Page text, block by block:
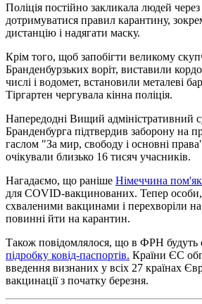
Поліція постійно закликала людей
дотримуватися правил карантину,
дистанцію і надягати маску.
Крім того, щоб запобігти великому
Бранденбурзьких воріт, виставили
числі і водомет, встановили металеві
Тіргартен чергувала кінна поліція.
Напередодні Вищий адміністративний
Бранденбурга підтвердив заборону на
гаслом "За мир, свободу і основні
очікували близько 16 тисяч учасників.
Нагадаємо, що раніше Німеччина
для COVID-вакцинованих. Тепер особи,
схваленими вакцинами і перехворіли
повинні йти на карантин.
Також повідомлялося, що в ФРН будуть
підробку ковід-паспортів. Країни ЄС
введення визнаних у всіх 27 країнах
вакцинації з початку березня.